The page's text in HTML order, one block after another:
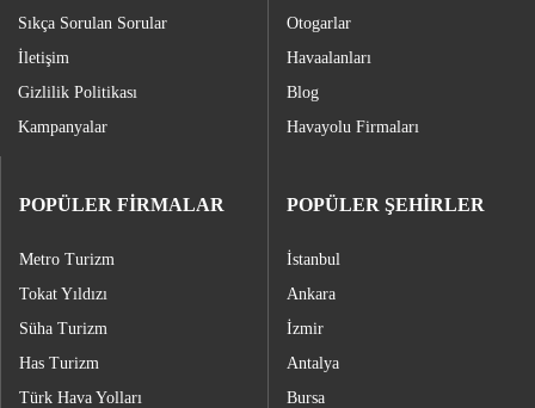
Sıkça Sorulan Sorular
İletişim
Gizlilik Politikası
Kampanyalar
Otogarlar
Havaalanları
Blog
Havayolu Firmaları
POPÜLER FİRMALAR
Metro Turizm
Tokat Yıldızı
Süha Turizm
Has Turizm
Türk Hava Yolları
POPÜLER ŞEHİRLER
İstanbul
Ankara
İzmir
Antalya
Bursa